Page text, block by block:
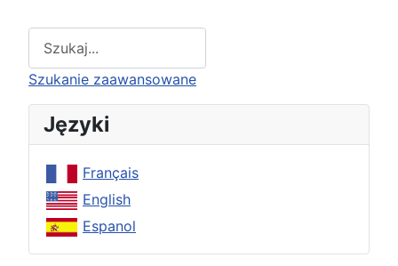
Type 2 or more characters for results.
Szukanie zaawansowane
Języki
Français
English
Espanol